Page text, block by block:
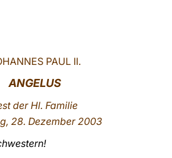
PAUL II.
ANGELUS
der Hl. Familie
28. Dezember 2003